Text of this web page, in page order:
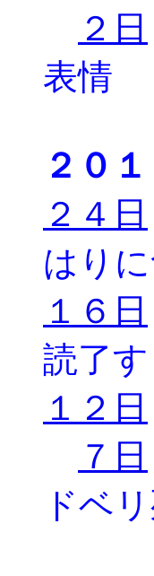
２日
表情
２０
２４日
はり
１６日
読了す
１２日
７日
ドベ